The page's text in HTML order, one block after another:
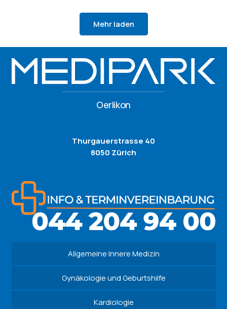
Mehr laden
Oerlikon
Thurgauerstrasse 40
8050 Zürich
Allgemeine Innere Medizin
Gynäkologie und Geburtshilfe
Kardiologie